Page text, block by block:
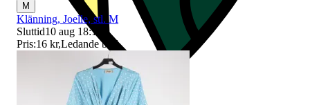
M
Klänning, Joelle, stl. M
Sluttid10 aug 18:15
Pris:16 kr,Ledande bud.